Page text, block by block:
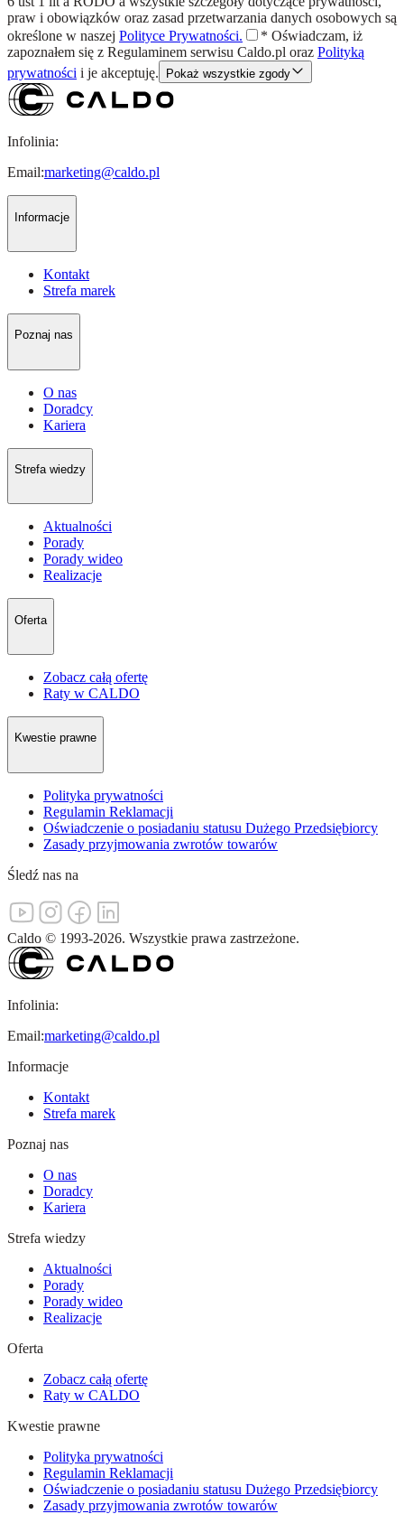
praw i obowiązków oraz zasad przetwarzania danych osobowych są
określone w naszej Polityce Prywatności. * Oświadczam, iż
zapoznałem się z Regulaminem serwisu Caldo.pl oraz Polityką
prywatności i je akceptuję. Pokaż wszystkie zgody
Infolinia:
Email:marketing@caldo.pl
Informacje
Kontakt
Strefa marek
Poznaj nas
O nas
Doradcy
Kariera
Strefa wiedzy
Aktualności
Porady
Porady wideo
Realizacje
Oferta
Zobacz całą ofertę
Raty w CALDO
Kwestie prawne
Polityka prywatności
Regulamin Reklamacji
Oświadczenie o posiadaniu statusu Dużego Przedsiębiorcy
Zasady przyjmowania zwrotów towarów
Śledź nas na
Caldo © 1993-2026. Wszystkie prawa zastrzeżone.
Infolinia:
Email:marketing@caldo.pl
Informacje
Kontakt
Strefa marek
Poznaj nas
O nas
Doradcy
Kariera
Strefa wiedzy
Aktualności
Porady
Porady wideo
Realizacje
Oferta
Zobacz całą ofertę
Raty w CALDO
Kwestie prawne
Polityka prywatności
Regulamin Reklamacji
Oświadczenie o posiadaniu statusu Dużego Przedsiębiorcy
Zasady przyjmowania zwrotów towarów